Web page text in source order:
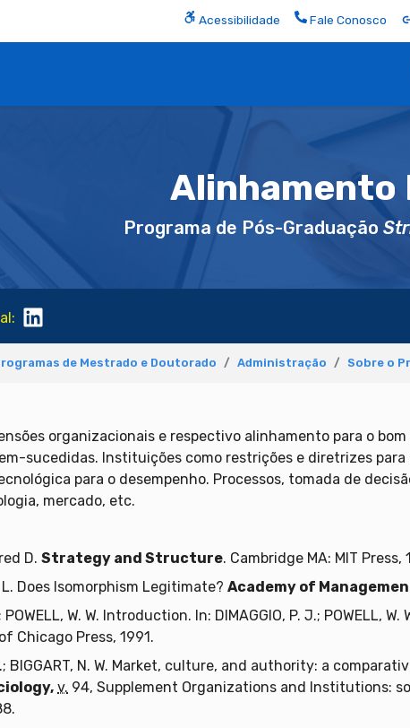
Acessibilidade Fale Conosco
Programa de Pós-Graduação
de Mestrado e Doutorado Administração Sobre o
organizacionais e respectivo alinhamento para o
sucedidas. Instituições como restrições e diretrizes
para o desempenho. Processos, tomada de
mercado, etc.
D. Strategy and Structure. Cambridge MA: MIT Press,
L. Does Isomorphism Legitimate? Academy of
POWELL, W. W. Introduction. In: DIMAGGIO, P. J.; POWELL, W.
Chicago Press, 1991.
BIGGART, N. W. Market, culture, and authority: a
v. 94, Supplement Organizations and Institutions: